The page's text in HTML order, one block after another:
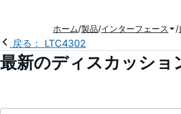
ホーム 製品 インターフェース
戻る： LTC4302
最新のディスカッショ